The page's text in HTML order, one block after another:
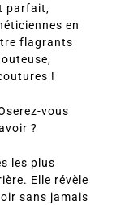
parfait,
en
flagrants
!
vous
?
les plus
Elle révèle
sans jamais